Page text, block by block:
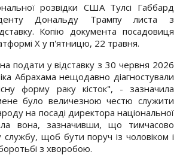
розвідки США Тулсі Габбард
Дональду Трампу листа з
Копію документа посадовиця
Х у п'ятницю, 22 травня.
подати у відставку з 30 червня 2026
Абрахама нещодавно діагностували
форму раку кісток", - зазначила
було величезною честю служити
на посаді директора національної
вона, зазначивши, що тимчасово
щоб бути поруч із чоловіком і
з хворобою.